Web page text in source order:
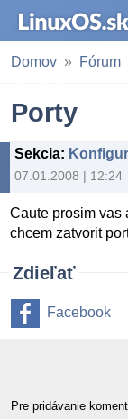
Domov Fórum
Porty
Sekcia:
07.01.2008 | 12:24
Caute prosim vas
chcem zatvorit
Zdieľať
Facebook
Pre pridávanie